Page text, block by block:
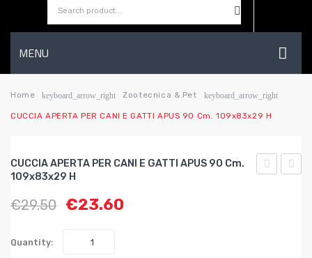
MENU
HOME
AZIENDA
CONTATTI
WISHLIST
Home keyboard_arrow_right Zootecnica & Pet keyboard_arrow_right
CUCCIA APERTA PER CANI E GATTI APUS 90 Cm. 109x83x29 H
CUCCIA APERTA PER CANI E GATTI APUS 90 Cm.
109x83x29 H
€29.50 €23.60
Quantity: